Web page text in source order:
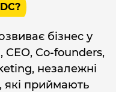
бізнес у
Co-founders,
незалежні
приймають